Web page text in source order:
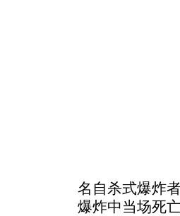
名自杀式爆炸
爆炸中当场死